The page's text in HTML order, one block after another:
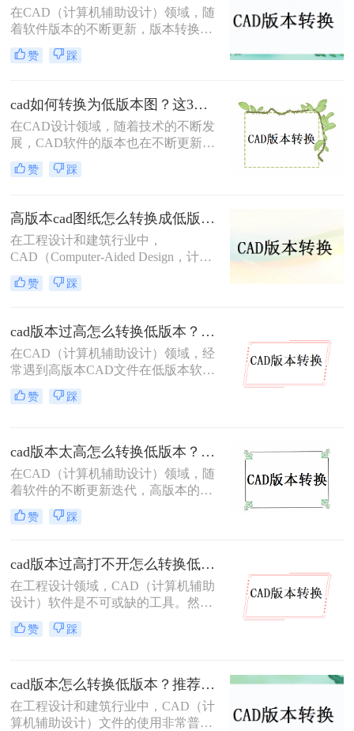
人呢？本文基于AutoCAD 2024+系统
实测，系统梳理5种安全有效的版本
边界与关键细节，助您高效完成版本
在CAD（计算机辅助设计）领域，随
着软件版本的不断更新，版本转换成
为了一个常见的需求。无论是出于兼
容性、文件格式要求，还是为了与旧
得尤为重要。那么cad版本怎样转换
呢？本文将介绍三种CAD版本转换的
方法。
赞 踩
cad如何转换为低版本图？这3个方法了解一下！
在CAD设计领域，随着技术的不断发
展，CAD软件的版本也在不断更新。
然而，有时我们需要将高版本的CAD
文件转换为低版本，以便在不同版本
如何转换为低版本图呢？本文将介绍
三种将CAD文件转换为低版本的方
法。
赞 踩
高版本cad图纸怎么转换成低版本图纸？快来试一试这二种方法吧！
在工程设计和建筑行业中，
CAD（Computer-Aided Design，计算
机辅助设计）文件的版本兼容性问题
时常出现。高版本的CAD图纸在低版
文件的共享和协作带来了不便。那么
高版本cad图纸怎么转换成低版本图纸
呢？本文将介绍两种将高版本CAD图
纸转换为低版本的方法，帮助您轻松
解决这一问题。
赞 踩
cad版本过高怎么转换低版本？分享3种高效转换方法！
在CAD（计算机辅助设计）领域，经
常遇到高版本CAD文件在低版本软件
中无法打开或编辑的情况。这通常是
因为高版本CAD可能新增了一些功能
低版本变得尤为重要。那么cad版本过
高怎么转换低版本呢？本文将介绍三
种将CAD高版本转换为低版本的高效
赞 踩
cad版本太高怎么转换低版本？分享二个高效实用方法！
在CAD（计算机辅助设计）领域，随
着软件的不断更新迭代，高版本的
CAD文件有时需要在低版本的软件中
打开或编辑。这时，就需要将高版本
版本太高怎么转换低版本呢？本文将
介绍两种常用的CAD版本转换方法。
赞 踩
cad版本过高打不开怎么转换低版本？这3个方法快来试试！
在工程设计领域，CAD（计算机辅助
设计）软件是不可或缺的工具。然
而，随着软件版本的更新迭代，有时
我们可能会遇到高版本CAD文件在低
本文将介绍三种将高版本CAD文件转
换为低版本的方法，帮助大家轻松解
决这一难题。
赞 踩
cad版本怎么转换低版本？推荐这3种方法给大家！
在工程设计和建筑行业中，CAD（计
算机辅助设计）文件的使用非常普